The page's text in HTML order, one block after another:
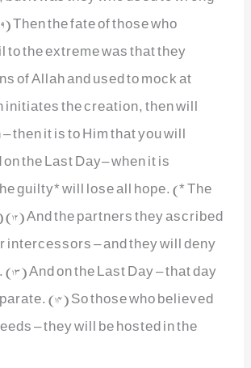
Then the fate of those who
the extreme was that they
of Allah and used to mock at
initiates the creation, then will
then it is to Him that you will
on the Last Day– when it is
guilty* will lose all hope. (* The
And the partners they ascribed
intercessors – and they will deny
And on the Last Day – that day
(14) So those who believed
– they will be hosted in the